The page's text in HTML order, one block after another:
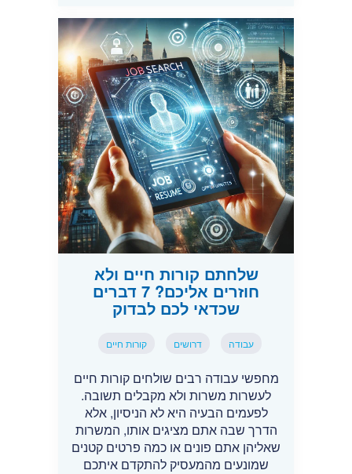
שלחתם קורות חיים ולא
חוזרים אליכם? 7 דברים
שכדאי לכם לבדוק
עבודה דרושים קורות חיים
מחפשי עבודה רבים שולחים קורות חיים
לעשרות משרות ולא מקבלים תשובה.
לפעמים הבעיה היא לא הניסיון, אלא
הדרך שבה אתם מציגים אותו, המשרות
שאליהן אתם פונים או כמה פרטים קטנים
שמונעים מהמעסיק להתקדם איתכם